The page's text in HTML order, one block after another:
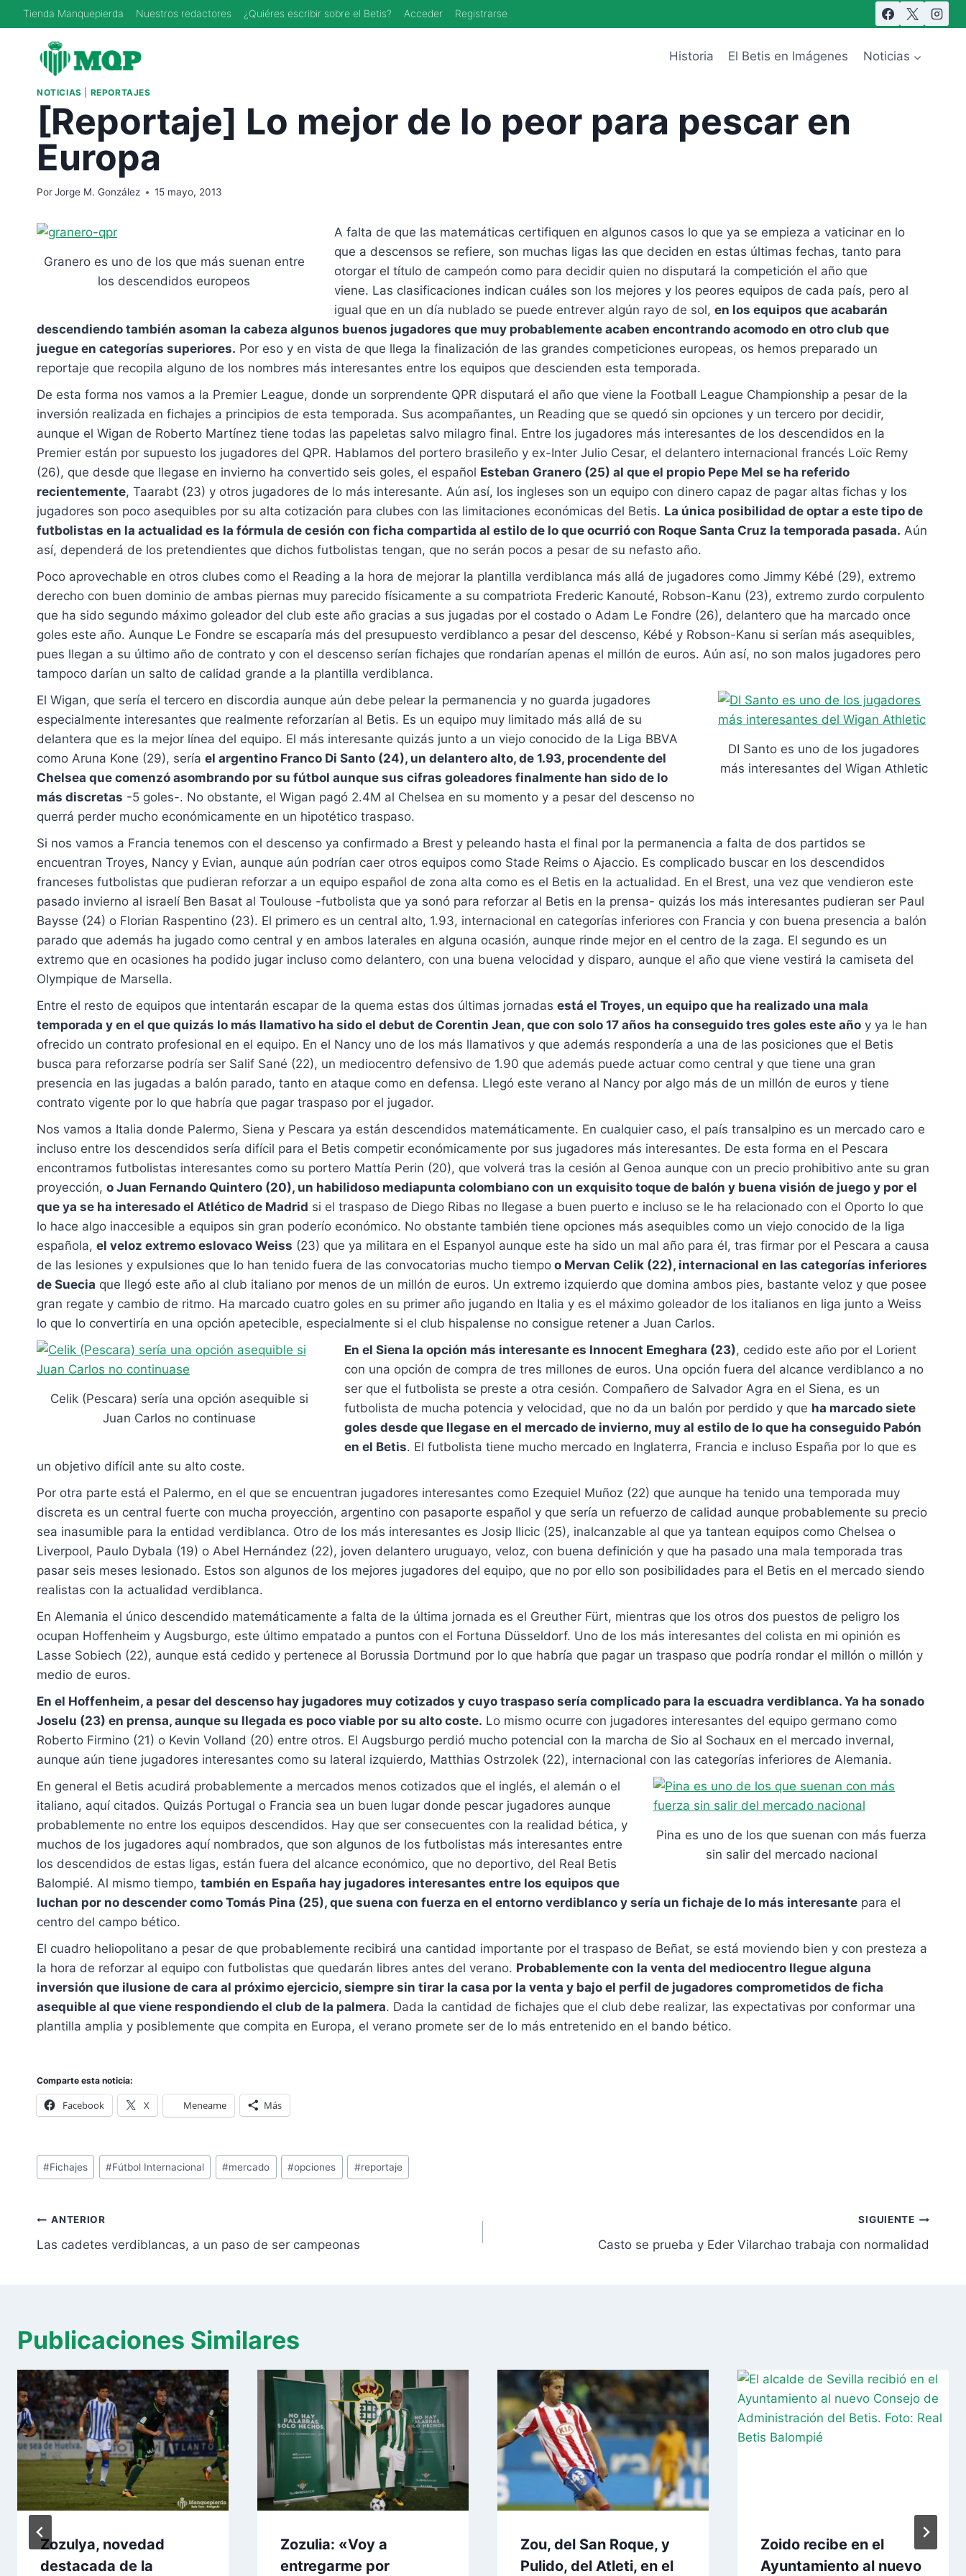
Saltar
al
contenido
Tienda Manquepierda Nuestros redactores ¿Quiéres escribir sobre el Betis? Acceder Registrarse
Historia El Betis en Imágenes Noticias
NOTICIAS REPORTAJES
[Reportaje] Lo mejor de lo peor para pescar en
Europa
PorJorge M. González 15 mayo, 2013
Granero es uno de los que más suenan entre
los descendidos europeos
A falta de que las matemáticas certifiquen en algunos casos lo que ya se empieza a vaticinar en lo
que a descensos se refiere, son muchas ligas las que deciden en estas últimas fechas, tanto para
otorgar el título de campeón como para decidir quien no disputará la competición el año que
viene. Las clasificaciones indican cuáles son los mejores y los peores equipos de cada país, pero al
igual que en un día nublado se puede entrever algún rayo de sol, en los equipos que acabarán
descendiendo también asoman la cabeza algunos buenos jugadores que muy probablemente acaben encontrando acomodo en otro club que
juegue en categorías superiores. Por eso y en vista de que llega la finalización de las grandes competiciones europeas, os hemos preparado un
reportaje que recopila alguno de los nombres más interesantes entre los equipos que descienden esta temporada.
De esta forma nos vamos a la Premier League, donde un sorprendente QPR disputará el año que viene la Football League Championship a pesar de la
inversión realizada en fichajes a principios de esta temporada. Sus acompañantes, un Reading que se quedó sin opciones y un tercero por decidir,
aunque el Wigan de Roberto Martínez tiene todas las papeletas salvo milagro final. Entre los jugadores más interesantes de los descendidos en la
Premier están por supuesto los jugadores del QPR. Hablamos del portero brasileño y ex-Inter Julio Cesar, el delantero internacional francés Loïc Remy
(26), que desde que llegase en invierno ha convertido seis goles, el español Esteban Granero (25) al que el propio Pepe Mel se ha referido
recientemente, Taarabt (23) y otros jugadores de lo más interesante. Aún así, los ingleses son un equipo con dinero capaz de pagar altas fichas y los
jugadores son poco asequibles por su alta cotización para clubes con las limitaciones económicas del Betis. La única posibilidad de optar a este tipo de
futbolistas en la actualidad es la fórmula de cesión con ficha compartida al estilo de lo que ocurrió con Roque Santa Cruz la temporada pasada. Aún
así, dependerá de los pretendientes que dichos futbolistas tengan, que no serán pocos a pesar de su nefasto año.
Poco aprovechable en otros clubes como el Reading a la hora de mejorar la plantilla verdiblanca más allá de jugadores como Jimmy Kébé (29), extremo
derecho con buen dominio de ambas piernas muy parecido físicamente a su compatriota Frederic Kanouté, Robson-Kanu (23), extremo zurdo corpulento
que ha sido segundo máximo goleador del club este año gracias a sus jugadas por el costado o Adam Le Fondre (26), delantero que ha marcado once
goles este año. Aunque Le Fondre se escaparía más del presupuesto verdiblanco a pesar del descenso, Kébé y Robson-Kanu si serían más asequibles,
pues llegan a su último año de contrato y con el descenso serían fichajes que rondarían apenas el millón de euros. Aún así, no son malos jugadores pero
tampoco darían un salto de calidad grande a la plantilla verdiblanca.
DI Santo es uno de los jugadores
más interesantes del Wigan Athletic
El Wigan, que sería el tercero en discordia aunque aún debe pelear la permanencia y no guarda jugadores
especialmente interesantes que realmente reforzarían al Betis. Es un equipo muy limitado más allá de su
delantera que es la mejor línea del equipo. El más interesante quizás junto a un viejo conocido de la Liga BBVA
como Aruna Kone (29), sería el argentino Franco Di Santo (24), un delantero alto, de 1.93, procendente del
Chelsea que comenzó asombrando por su fútbol aunque sus cifras goleadores finalmente han sido de lo
más discretas -5 goles-. No obstante, el Wigan pagó 2.4M al Chelsea en su momento y a pesar del descenso no
querrá perder mucho económicamente en un hipotético traspaso.
Si nos vamos a Francia tenemos con el descenso ya confirmado a Brest y peleando hasta el final por la permanencia a falta de dos partidos se
encuentran Troyes, Nancy y Evian, aunque aún podrían caer otros equipos como Stade Reims o Ajaccio. Es complicado buscar en los descendidos
franceses futbolistas que pudieran reforzar a un equipo español de zona alta como es el Betis en la actualidad. En el Brest, una vez que vendieron este
pasado invierno al israelí Ben Basat al Toulouse -futbolista que ya sonó para reforzar al Betis en la prensa- quizás los más interesantes pudieran ser Paul
Baysse (24) o Florian Raspentino (23). El primero es un central alto, 1.93, internacional en categorías inferiores con Francia y con buena presencia a balón
parado que además ha jugado como central y en ambos laterales en alguna ocasión, aunque rinde mejor en el centro de la zaga. El segundo es un
extremo que en ocasiones ha podido jugar incluso como delantero, con una buena velocidad y disparo, aunque el año que viene vestirá la camiseta del
Olympique de Marsella.
Entre el resto de equipos que intentarán escapar de la quema estas dos últimas jornadas está el Troyes, un equipo que ha realizado una mala
temporada y en el que quizás lo más llamativo ha sido el debut de Corentin Jean, que con solo 17 años ha conseguido tres goles este año y ya le han
ofrecido un contrato profesional en el equipo. En el Nancy uno de los más llamativos y que además respondería a una de las posiciones que el Betis
busca para reforzarse podría ser Salif Sané (22), un mediocentro defensivo de 1.90 que además puede actuar como central y que tiene una gran
presencia en las jugadas a balón parado, tanto en ataque como en defensa. Llegó este verano al Nancy por algo más de un millón de euros y tiene
contrato vigente por lo que habría que pagar traspaso por el jugador.
Nos vamos a Italia donde Palermo, Siena y Pescara ya están descendidos matemáticamente. En cualquier caso, el país transalpino es un mercado caro e
incluso entre los descendidos sería difícil para el Betis competir económicamente por sus jugadores más interesantes. De esta forma en el Pescara
encontramos futbolistas interesantes como su portero Mattía Perin (20), que volverá tras la cesión al Genoa aunque con un precio prohibitivo ante su gran
proyección, o Juan Fernando Quintero (20), un habilidoso mediapunta colombiano con un exquisito toque de balón y buena visión de juego y por el
que ya se ha interesado el Atlético de Madrid si el traspaso de Diego Ribas no llegase a buen puerto e incluso se le ha relacionado con el Oporto lo que
lo hace algo inaccesible a equipos sin gran poderío económico. No obstante también tiene opciones más asequibles como un viejo conocido de la liga
española, el veloz extremo eslovaco Weiss (23) que ya militara en el Espanyol aunque este ha sido un mal año para él, tras firmar por el Pescara a causa
de las lesiones y expulsiones que lo han tenido fuera de las convocatorias mucho tiempo o Mervan Celik (22), internacional en las categorías inferiores
de Suecia que llegó este año al club italiano por menos de un millón de euros. Un extremo izquierdo que domina ambos pies, bastante veloz y que posee
gran regate y cambio de ritmo. Ha marcado cuatro goles en su primer año jugando en Italia y es el máximo goleador de los italianos en liga junto a Weiss
lo que lo convertiría en una opción apetecible, especialmente si el club hispalense no consigue retener a Juan Carlos.
Celik (Pescara) sería una opción asequible si
Juan Carlos no continuase
En el Siena la opción más interesante es Innocent Emeghara (23), cedido este año por el Lorient
con una opción de compra de tres millones de euros. Una opción fuera del alcance verdiblanco a no
ser que el futbolista se preste a otra cesión. Compañero de Salvador Agra en el Siena, es un
futbolista de mucha potencia y velocidad, que no da un balón por perdido y que ha marcado siete
goles desde que llegase en el mercado de invierno, muy al estilo de lo que ha conseguido Pabón
en el Betis. El futbolista tiene mucho mercado en Inglaterra, Francia e incluso España por lo que es
un objetivo difícil ante su alto coste.
Por otra parte está el Palermo, en el que se encuentran jugadores interesantes como Ezequiel Muñoz (22) que aunque ha tenido una temporada muy
discreta es un central fuerte con mucha proyección, argentino con pasaporte español y que sería un refuerzo de calidad aunque probablemente su precio
sea inasumible para la entidad verdiblanca. Otro de los más interesantes es Josip Ilicic (25), inalcanzable al que ya tantean equipos como Chelsea o
Liverpool, Paulo Dybala (19) o Abel Hernández (22), joven delantero uruguayo, veloz, con buena definición y que ha pasado una mala temporada tras
pasar seis meses lesionado. Estos son algunos de los mejores jugadores del equipo, que no por ello son posibilidades para el Betis en el mercado siendo
realistas con la actualidad verdiblanca.
En Alemania el único descendido matemáticamente a falta de la última jornada es el Greuther Fürt, mientras que los otros dos puestos de peligro los
ocupan Hoffenheim y Augsburgo, este último empatado a puntos con el Fortuna Düsseldorf. Uno de los más interesantes del colista en mi opinión es
Lasse Sobiech (22), aunque está cedido y pertenece al Borussia Dortmund por lo que habría que pagar un traspaso que podría rondar el millón o millón y
medio de euros.
En el Hoffenheim, a pesar del descenso hay jugadores muy cotizados y cuyo traspaso sería complicado para la escuadra verdiblanca. Ya ha sonado
Joselu (23) en prensa, aunque su llegada es poco viable por su alto coste. Lo mismo ocurre con jugadores interesantes del equipo germano como
Roberto Firmino (21) o Kevin Volland (20) entre otros. El Augsburgo perdió mucho potencial con la marcha de Sio al Sochaux en el mercado invernal,
aunque aún tiene jugadores interesantes como su lateral izquierdo, Matthias Ostrzolek (22), internacional con las categorías inferiores de Alemania.
Pina es uno de los que suenan con más fuerza
sin salir del mercado nacional
En general el Betis acudirá probablemente a mercados menos cotizados que el inglés, el alemán o el
italiano, aquí citados. Quizás Portugal o Francia sea un buen lugar donde pescar jugadores aunque
probablemente no entre los equipos descendidos. Hay que ser consecuentes con la realidad bética, y
muchos de los jugadores aquí nombrados, que son algunos de los futbolistas más interesantes entre
los descendidos de estas ligas, están fuera del alcance económico, que no deportivo, del Real Betis
Balompié. Al mismo tiempo, también en España hay jugadores interesantes entre los equipos que
luchan por no descender como Tomás Pina (25), que suena con fuerza en el entorno verdiblanco y sería un fichaje de lo más interesante para el
centro del campo bético.
El cuadro heliopolitano a pesar de que probablemente recibirá una cantidad importante por el traspaso de Beñat, se está moviendo bien y con presteza a
la hora de reforzar al equipo con futbolistas que quedarán libres antes del verano. Probablemente con la venta del mediocentro llegue alguna
inversión que ilusione de cara al próximo ejercicio, siempre sin tirar la casa por la venta y bajo el perfil de jugadores comprometidos de ficha
asequible al que viene respondiendo el club de la palmera. Dada la cantidad de fichajes que el club debe realizar, las expectativas por conformar una
plantilla amplia y posiblemente que compita en Europa, el verano promete ser de lo más entretenido en el bando bético.
Comparte esta noticia:
Facebook X Meneame Más
Etiquetas
de
entrada:
#Fichajes #Fútbol Internacional #mercado #opciones #reportaje
Navegación
de
ANTERIOR
Las cadetes verdiblancas, a un paso de ser campeonas
SIGUIENTE
Casto se prueba y Eder Vilarchao trabaja con normalidad
Publicaciones Similares
Zozulya, novedad
destacada de la
Zozulia: «Voy a
entregarme por
Zou, del San Roque, y
Pulido, del Atleti, en el
Zoido recibe en el
Ayuntamiento al nuevo